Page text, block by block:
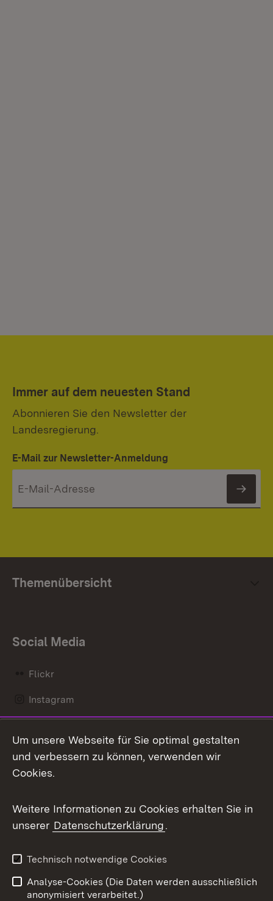
Immer auf dem neuesten Stand
Abonnieren Sie den Newsletter der
Landesregierung.
E-Mail zur Newsletter-Anmeldung
Themenübersicht
Social Media
Flickr
Instagram
Mastodon
Messenger
Social Wall
X / Twitter
Youtube
Um unsere Webseite für Sie optimal gestalten
und verbessern zu können, verwenden wir
Cookies.
Weitere Informationen zu Cookies erhalten Sie in
unserer Datenschutzerklärung.
Technisch notwendige Cookies
Analyse-Cookies (Die Daten werden ausschließlich
anonymisiert verarbeitet.)